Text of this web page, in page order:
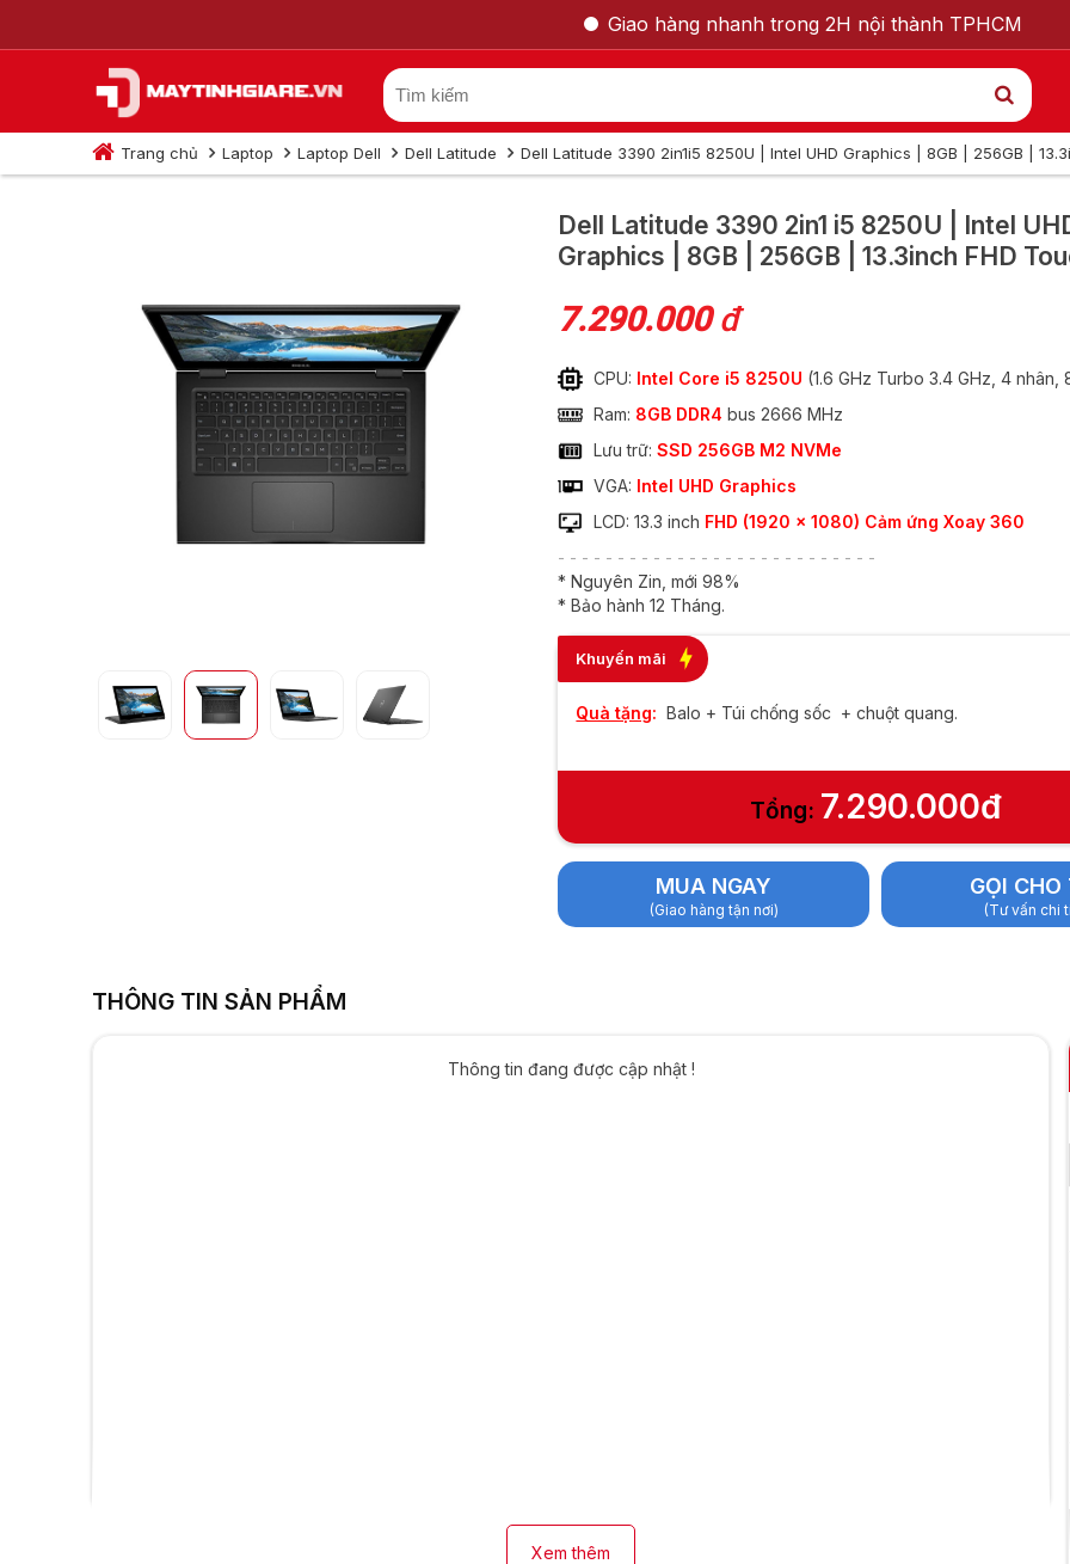
Giao hàng nhanh trong 2H nội thành TPHCM
Trang chủ Laptop Laptop Dell Dell Latitude Dell Latitude 3390 2in1i5 8250U | Intel UHD Graphics | 8GB | 256GB |
Dell Latitude 3390 2in1 i5 8250U | Intel
Graphics | 8GB | 256GB | 13.3inch FHD
7.290.000đ
CPU: Intel Core i5 8250U (1.6 GHz Turbo 3.4 GHz, 4 nhân,
Ram: 8GB DDR4 bus 2666 MHz
Lưu trữ:SSD 256GB M2 NVMe
VGA: Intel UHD Graphics
LCD: 13.3 inch FHD (1920 x 1080) Cảm ứng Xoay 360
- - - - - - - - - - - - - - - - - - - - - - - - - - -
* Nguyên Zin, mới 98%
* Bảo hành 12 Tháng.
Khuyến mãi
Quà tặng: Balo + Túi chống sốc + chuột quang.
Tổng: 7.290.000đ
MUA NGAY
(Giao hàng tận nơi)
GỌI CHO
(Tư vấn chi
Dell Latitude 3390 2in1 i5 8250U |
Intel UHD Graphics | 8GB | 256GB |
13.3inch FHD Touch
Nam Nữ
GỬI
THÔNG TIN SẢN PHẨM
Thông tin đang được cập nhật !
Xem thêm